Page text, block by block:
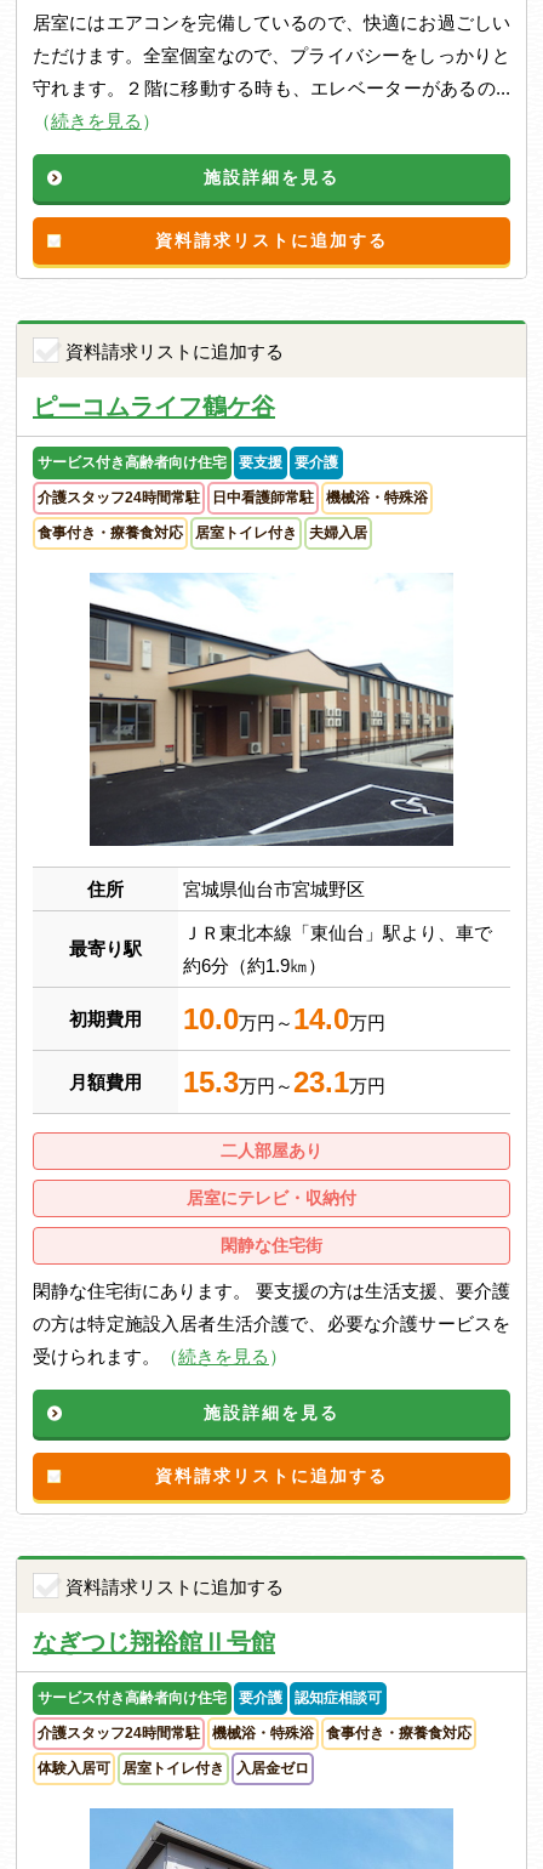
居室にはエアコンを完備しているので、快適にお過ごしい
ただけます。全室個室なので、プライバシーをしっかりと
守れます。２階に移動する時も、エレベーターがあるの...
（続きを見る ）
施設詳細を見る
資料請求リストに追加する
資料請求リストに追加する
ピーコムライフ鶴ケ谷
サービス付き高齢者向け住宅 要支援 要介護
介護スタッフ24時間常駐 日中看護師常駐 機械浴・特殊浴
食事付き・療養食対応 居室トイレ付き 夫婦入居
住所 宮城県仙台市宮城野区
最寄り駅
ＪＲ東北本線「東仙台」駅より、車で
約6分（約1.9㎞）
初期費用 10.0万円～ 14.0万円
月額費用 15.3万円～23.1万円
二人部屋あり
居室にテレビ・収納付
閑静な住宅街
閑静な住宅街にあります。 要支援の方は生活支援、要介護
の方は特定施設入居者生活介護で、必要な介護サービスを
受けられます。
（続きを見る ）
施設詳細を見る
資料請求リストに追加する
資料請求リストに追加する
なぎつじ翔裕館Ⅱ号館
サービス付き高齢者向け住宅 要介護 認知症相談可
介護スタッフ24時間常駐 機械浴・特殊浴 食事付き・療養食対応
体験入居可 居室トイレ付き 入居金ゼロ